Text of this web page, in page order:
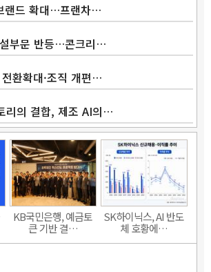
랜드 확대…프랜차…
부문 반등…콘크리…
환확대·조직 개편…
리의 결합, 제조 AI의…
KB국민은행, 예금토
큰 기반 결…
SK하이닉스, AI 반도
체 호황에…